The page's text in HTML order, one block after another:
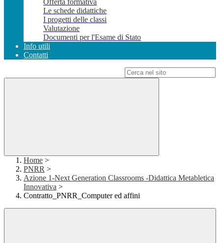
Offerta formativa
Le schede didattiche
I progetti delle classi
Valutazione
Documenti per l'Esame di Stato
Info utili
Contatti
Home >
PNRR >
Azione 1-Next Generation Classrooms -Didattica Metabletica
Innovativa >
Contratto_PNRR_Computer ed affini